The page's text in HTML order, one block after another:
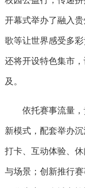
开幕式举办了融入
歌等让世界感受多
还将开设特色集市
及。
依托赛事流量，
新模式，配套举办
打卡、互动体验、
与场景；创新推行